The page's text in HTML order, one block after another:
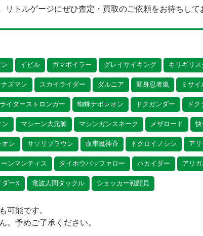
トルゲージにぜひ査定・買取のご依頼をお待ちして
ン イビル ガマボイラー グレイサイキング キリギリス
ナズマン スカイライダー ダルニア 変身忍者嵐 ミサイ
イダーストロンガー 蜘蛛ナポレオン ドクガンダー ド
ン マシーン大元帥 マシンガンスネーク メザロード
オン サソリブラウン 血車魔神斉 ドクロイノシシ ア
ーンマンティス タイホウバッファロー ハカイダー アリガ
ダーX 電波人間タックル ショッカー戦闘員
可能です。
予めご了承ください。